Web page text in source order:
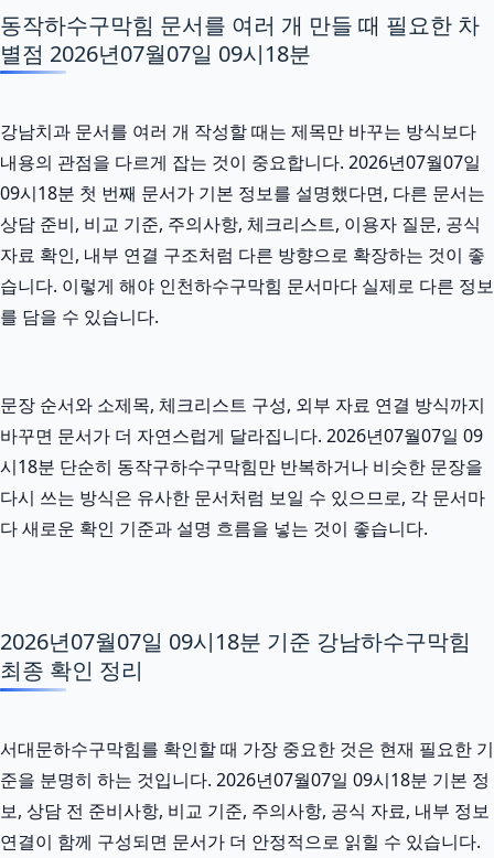
동작하수구막힘 문서를 여러 개 만들 때 필요한 차
별점 2026년07월07일 09시18분
강남치과 문서를 여러 개 작성할 때는 제목만 바꾸는 방식보다
내용의 관점을 다르게 잡는 것이 중요합니다. 2026년07월07일
09시18분 첫 번째 문서가 기본 정보를 설명했다면, 다른 문서는
상담 준비, 비교 기준, 주의사항, 체크리스트, 이용자 질문, 공식
자료 확인, 내부 연결 구조처럼 다른 방향으로 확장하는 것이 좋
습니다. 이렇게 해야 인천하수구막힘 문서마다 실제로 다른 정보
를 담을 수 있습니다.
문장 순서와 소제목, 체크리스트 구성, 외부 자료 연결 방식까지
바꾸면 문서가 더 자연스럽게 달라집니다. 2026년07월07일 09
시18분 단순히 동작구하수구막힘만 반복하거나 비슷한 문장을
다시 쓰는 방식은 유사한 문서처럼 보일 수 있으므로, 각 문서마
다 새로운 확인 기준과 설명 흐름을 넣는 것이 좋습니다.
2026년07월07일 09시18분 기준 강남하수구막힘
최종 확인 정리
서대문하수구막힘를 확인할 때 가장 중요한 것은 현재 필요한 기
준을 분명히 하는 것입니다. 2026년07월07일 09시18분 기본 정
보, 상담 전 준비사항, 비교 기준, 주의사항, 공식 자료, 내부 정보
연결이 함께 구성되면 문서가 더 안정적으로 읽힐 수 있습니다.